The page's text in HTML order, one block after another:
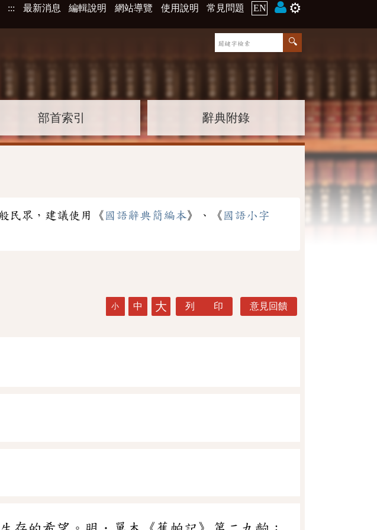
::: 最新消息 編輯說明 網站導覽 使用說明 常見問題 EN ⚙️
部首索引 辭典附錄
民眾，建議使用《 國語辭典簡編本》、《 國語小字
小 中 大 列 印 意見回饋